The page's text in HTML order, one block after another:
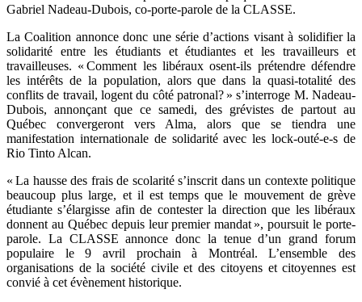
Gabriel Nadeau-Dubois, co-porte-parole de la CLASSE.
La Coalition annonce donc une série d’actions visant à solidifier la
solidarité entre les étudiants et étudiantes et les travailleurs et
travailleuses. « Comment les libéraux osent-ils prétendre défendre
les intérêts de la population, alors que dans la quasi-totalité des
conflits de travail, logent du côté patronal? » s’interroge M. Nadeau-
Dubois, annonçant que ce samedi, des grévistes de partout au
Québec convergeront vers Alma, alors que se tiendra une
manifestation internationale de solidarité avec les lock-outé-e-s de
Rio Tinto Alcan.
« La hausse des frais de scolarité s’inscrit dans un contexte politique
beaucoup plus large, et il est temps que le mouvement de grève
étudiante s’élargisse afin de contester la direction que les libéraux
donnent au Québec depuis leur premier mandat », poursuit le porte-
parole. La CLASSE annonce donc la tenue d’un grand forum
populaire le 9 avril prochain à Montréal. L’ensemble des
organisations de la société civile et des citoyens et citoyennes est
convié à cet évènement historique.